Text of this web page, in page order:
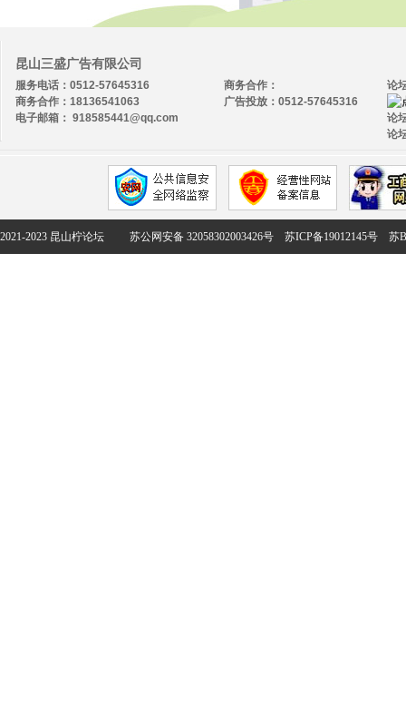
昆山三盛广告有限公司
服务电话：0512-57645316
商务合作：18136541063
电子邮箱： 918585441@qq.com
论
论
论
商务合作：
广告投放：0512-57645316
2021-2023 昆山柠论坛 苏公网安备 32058302003426号 苏ICP备19012145号 苏